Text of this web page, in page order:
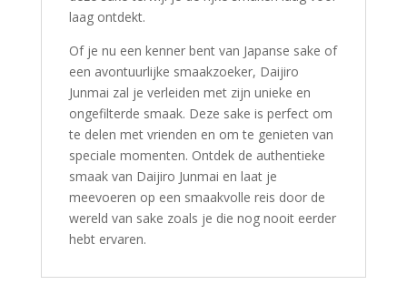
laag ontdekt.
Of je nu een kenner bent van Japanse sake of
een avontuurlijke smaakzoeker, Daijiro
Junmai zal je verleiden met zijn unieke en
ongefilterde smaak. Deze sake is perfect om
te delen met vrienden en om te genieten van
speciale momenten. Ontdek de authentieke
smaak van Daijiro Junmai en laat je
meevoeren op een smaakvolle reis door de
wereld van sake zoals je die nog nooit eerder
hebt ervaren.